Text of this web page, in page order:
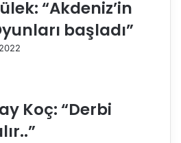
“Akdeniz’in
başladı”
Koç: “Derbi